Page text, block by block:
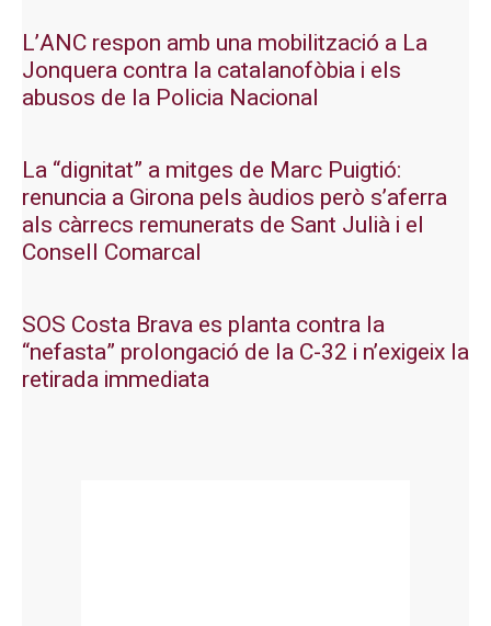
L’ANC respon amb una mobilització a La
Jonquera contra la catalanofòbia i els
abusos de la Policia Nacional
La “dignitat” a mitges de Marc Puigtió:
renuncia a Girona pels àudios però s’aferra
als càrrecs remunerats de Sant Julià i el
Consell Comarcal
SOS Costa Brava es planta contra la
“nefasta” prolongació de la C-32 i n’exigeix la
retirada immediata